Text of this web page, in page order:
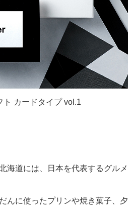
カードタイプ vol.1
海道には、日本を代表するグルメ
んに使ったプリンや焼き菓子、夕